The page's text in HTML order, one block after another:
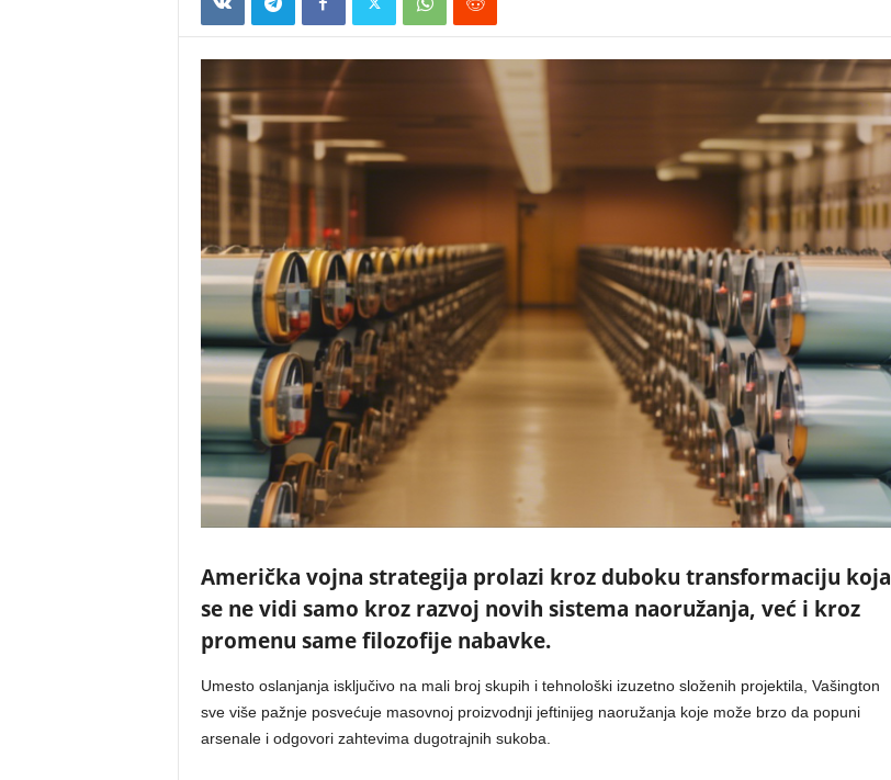
Američka vojna strategija prolazi kroz duboku transformaciju koja
se ne vidi samo kroz razvoj novih sistema naoružanja, već i kroz
promenu same filozofije nabavke.
Umesto oslanjanja isključivo na mali broj skupih i tehnološki izuzetno složenih projektila, Vašington
sve više pažnje posvećuje masovnoj proizvodnji jeftinijeg naoružanja koje može brzo da popuni
arsenale i odgovori zahtevima dugotrajnih sukoba.